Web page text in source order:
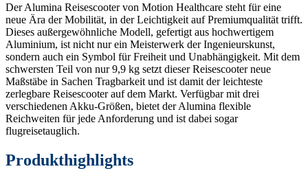
Der Alumina Reisescooter von Motion Healthcare steht für eine
neue Ära der Mobilität, in der Leichtigkeit auf Premiumqualität trifft.
Dieses außergewöhnliche Modell, gefertigt aus hochwertigem
Aluminium, ist nicht nur ein Meisterwerk der Ingenieurskunst,
sondern auch ein Symbol für Freiheit und Unabhängigkeit. Mit dem
schwersten Teil von nur 9,9 kg setzt dieser Reisescooter neue
Maßstäbe in Sachen Tragbarkeit und ist damit der leichteste
zerlegbare Reisescooter auf dem Markt. Verfügbar mit drei
verschiedenen Akku-Größen, bietet der Alumina flexible
Reichweiten für jede Anforderung und ist dabei sogar
flugreisetauglich.
Produkthighlights